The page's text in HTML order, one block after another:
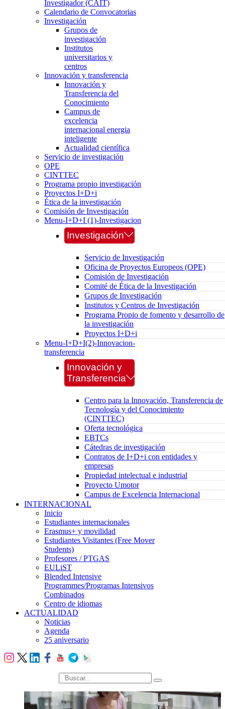
Investigador (CAIT)
Calendario de Convocatorias
Investigación
Grupos de
investigación
Institutos
universitarios y
centros
Innovación y transferencia
Innovación y
Transferencia del
Conocimiento
Campus de
excelencia
internacional energia
inteligente
Actualidad científica
Servicio de investigación
OPE
CINTTEC
Programa propio investigación
Proyectos I+D+i
Ética de la investigación
Comisión de Investigación
Menu-I+D+I (1)-Investigacion
Investigación
Servicio de Investigación
Oficina de Proyectos Europeos (OPE)
Comisión de Investigación
Comité de Ética de la Investigación
Grupos de Investigación
Institutos y Centros de Investigación
Programa Propio de fomento y desarrollo de
la investigación
Proyectos I+D+i
Menu-I+D+I(2)-Innovacion-
transferencia
Innovación y
Transferencia
Centro para la Innovación, Transferencia de
Tecnología y del Conocimiento
(CINTTEC)
Oferta tecnológica
EBTCs
Cátedras de investigación
Contratos de I+D+i con entidades y
empresas
Propiedad intelectual e industrial
Proyecto Umotor
Campus de Excelencia Internacional
INTERNACIONAL
Inicio
Estudiantes internacionales
Erasmus+ y movilidad
Estudiantes Visitantes (Free Mover
Students)
Profesores / PTGAS
EULiST
Blended Intensive
Programmes/Programas Intensivos
Combinados
Centro de idiomas
ACTUALIDAD
Noticias
Agenda
25 aniversario
búsqueda